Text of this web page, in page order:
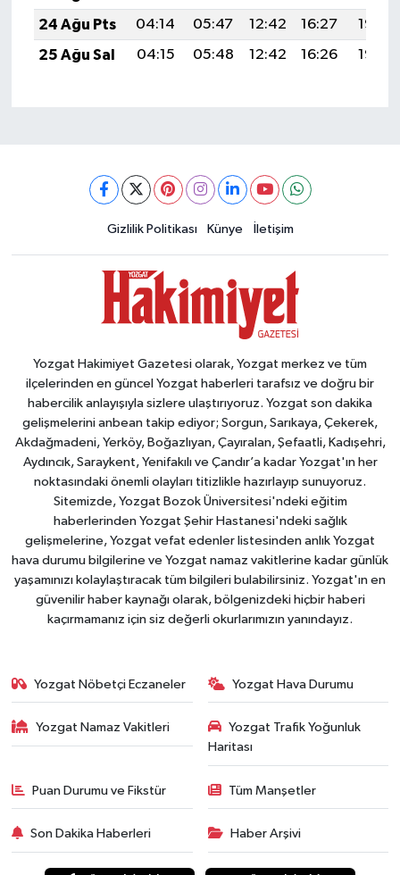
24 Ağu Pts
04:14 05:47 12:42 16:27
19:28
25 Ağu Sal
04:15 05:48 12:42 16:26 19:26
Gizlilik Politikası Künye İletişim
Yozgat Hakimiyet Gazetesi olarak, Yozgat merkez ve tüm
ilçelerinden en güncel Yozgat haberleri tarafsız ve doğru bir
habercilik anlayışıyla sizlere ulaştırıyoruz. Yozgat son dakika
gelişmelerini anbean takip ediyor; Sorgun, Sarıkaya, Çekerek,
Akdağmadeni, Yerköy, Boğazlıyan, Çayıralan, Şefaatli, Kadışehri,
Aydıncık, Saraykent, Yenifakılı ve Çandır’a kadar Yozgat'ın her
noktasındaki önemli olayları titizlikle hazırlayıp sunuyoruz.
Sitemizde, Yozgat Bozok Üniversitesi'ndeki eğitim
haberlerinden Yozgat Şehir Hastanesi'ndeki sağlık
gelişmelerine, Yozgat vefat edenler listesinden anlık Yozgat
hava durumu bilgilerine ve Yozgat namaz vakitlerine kadar günlük
yaşamınızı kolaylaştıracak tüm bilgileri bulabilirsiniz. Yozgat'ın en
güvenilir haber kaynağı olarak, bölgenizdeki hiçbir haberi
kaçırmamanız için siz değerli okurlarımızın yanındayız.
Yozgat Nöbetçi Eczaneler Yozgat Hava Durumu
Yozgat Namaz Vakitleri
Yozgat Trafik Yoğunluk
Haritası
Puan Durumu ve Fikstür Tüm Manşetler
Son Dakika Haberleri Haber Arşivi